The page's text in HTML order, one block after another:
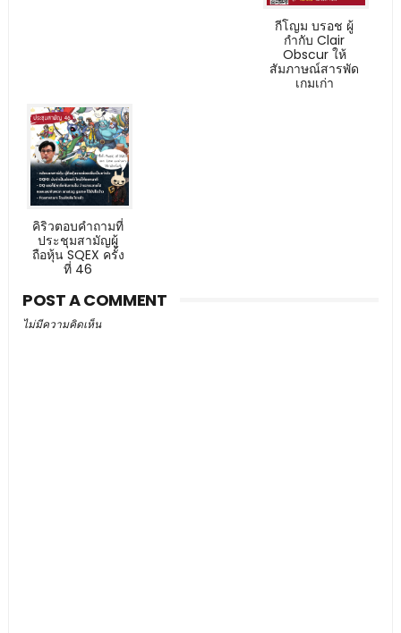
กีโญม บรอช ผู้
กำกับ Clair
Obscur ให้
สัมภาษณ์สารพัด
เกมเก่า
คิริวตอบคำถามที่
ประชุมสามัญผู้
ถือหุ้น SQEX ครั้ง
ที่ 46
POST A COMMENT
ไม่มีความคิดเห็น